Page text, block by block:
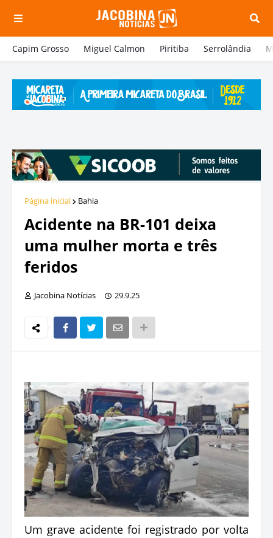
Capim Grosso Miguel Calmon Piritiba Serrolândia
Página inicial Bahia
Acidente na BR-101 deixa
uma mulher morta e três
feridos
Jacobina Notícias 29.9.25
Um grave acidente foi registrado por volta